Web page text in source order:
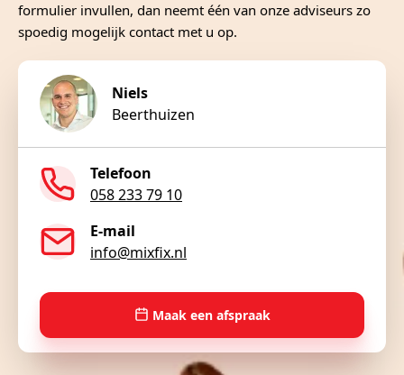
formulier invullen, dan neemt één van onze adviseurs zo
spoedig mogelijk contact met u op.
Niels
Beerthuizen
Telefoon
058 233 79 10
E-mail
info@mixfix.nl
Maak een afspraak